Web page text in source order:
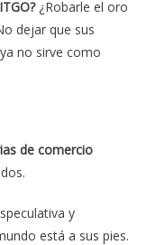
¿Robarle el oro
dejar que sus
no sirve como
de comercio
y
está a sus pies.